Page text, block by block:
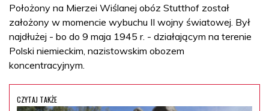
Położony na Mierzei Wiślanej obóz Stutthof został
założony w momencie wybuchu II wojny światowej. Był
najdłużej - bo do 9 maja 1945 r. - działającym na terenie
Polski niemieckim, nazistowskim obozem
koncentracyjnym.
CZYTAJ TAKŻE